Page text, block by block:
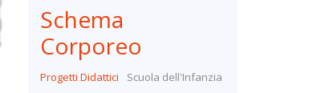
Schema
Corporeo
Progetti Didattici Scuola dell'Infanzia